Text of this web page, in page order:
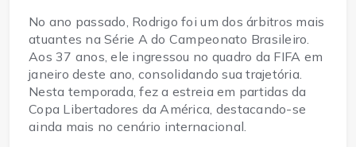
No ano passado, Rodrigo foi um dos árbitros mais
atuantes na Série A do Campeonato Brasileiro.
Aos 37 anos, ele ingressou no quadro da FIFA em
janeiro deste ano, consolidando sua trajetória.
Nesta temporada, fez a estreia em partidas da
Copa Libertadores da América, destacando-se
ainda mais no cenário internacional.